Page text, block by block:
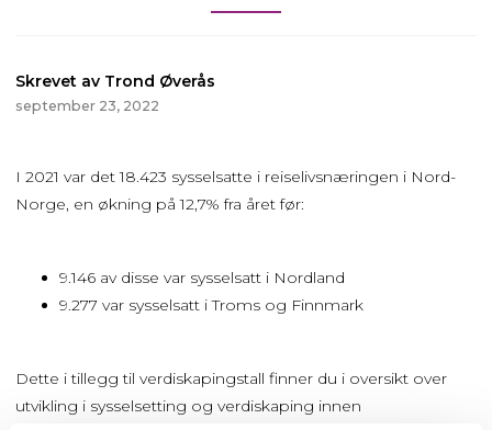
Skrevet av Trond Øverås
september 23, 2022
I 2021 var det 18.423 sysselsatte i reiselivsnæringen i Nord-
Norge, en økning på 12,7% fra året før:
9.146 av disse var sysselsatt i Nordland
9.277 var sysselsatt i Troms og Finnmark
Dette i tillegg til verdiskapingstall finner du i oversikt over
utvikling i sysselsetting og verdiskaping innen